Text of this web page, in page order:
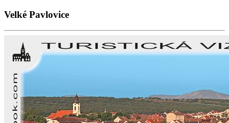
Velké Pavlovice